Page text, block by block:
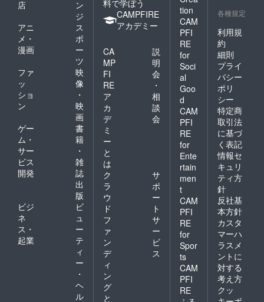
店
ン
ジ
アニ
メ・
漫画
ス
ポ
ー
ツ
ファ
ッ
ショ
ン
映
像
・
映
画
ゲー
ム・
サー
ビス
開発
書
籍
・
雑
誌
出
版
ビジ
ネ
ス・
起業
ビ
ュ
ー
テ
ィ
ー
・
ヘ
ル
料で学ぼう
CAMPFIRE
アカデミー
CA
MP
FI
RE
ア
カ
デ
ミ
ー
と
は
説
明
会
・
相
談
会
ク
ラ
ウ
ド
フ
ァ
ン
デ
ィ
ン
グ
と
サ
ポ
ー
ト
サ
ー
ビ
ス
tion
CAM
PFI
RE
for
Soci
al
Goo
d
CAM
PFI
RE
for
Ente
rtain
men
t
CAM
PFI
RE
for
Spor
ts
CAM
PFI
RE
各種規定
利用規
約
細則
プライ
バシー
ポリ
シー
特定商
取引法
に基づ
く表記
情報セ
キュリ
ティ方
針
反社基
本方針
カスタ
マーハ
ラスメ
ントに
対する
考え方
クッ